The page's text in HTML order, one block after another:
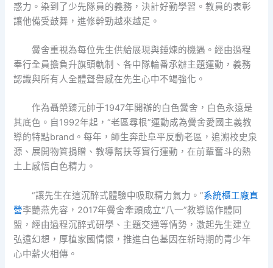
惑力。染到了少先隊員的義務，決計好勤學習。教員的表彰
讓他備受鼓舞，進修幹勁越來越足。
黌舍重視為每位先生供給展現與錘煉的機遇。經由過程
奉行全員擔負升旗頭軌制、各中隊輪番承辦主題運動，義務
認識與所有人全體聲譽感在先生心中不竭強化。
作為聶榮臻元帥于1947年開辦的白色黌舍，白色永遠是
其底色。自1992年起，“老區尋根”運動成為黌舍愛國主義教
導的特點brand。每年，師生奔赴阜平反動老區，追溯校史泉
源、展開物質捐贈、教導幫扶等實行運動，在前輩奮斗的熱
土上感悟白色精力。
“讓先生在這沉醉式體驗中吸取精力氣力。”系統櫃工廠直
營李艷燕先容，2017年黌舍牽頭成立“八一”教導協作體同
盟，經由過程沉醉式研學、主題交通等情勢，激起先生建立
弘遠幻想，厚植家國情懷，推進白色基因在新時期的青少年
心中薪火相傳。